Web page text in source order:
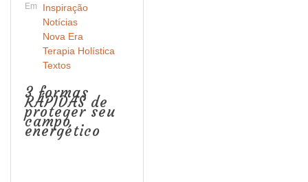
Em
Inspiração
Notícias
Nova Era
Terapia Holística
Textos
3 formas
RÁPIDAS de
proteger seu
campo
energético